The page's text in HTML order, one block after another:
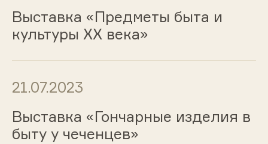
Выставка «Предметы быта и
культуры ХХ века»
21.07.2023
Выставка «Гончарные изделия в
быту у чеченцев»